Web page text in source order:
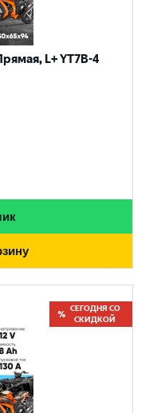
L+ YT7B-4
СЕГОДНЯ СО
СКИДКОЙ